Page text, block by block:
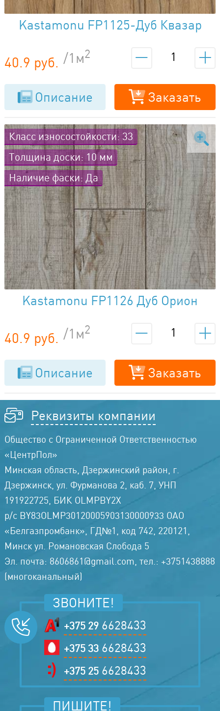
Kastamonu FP1125-Дуб Квазар
40.9 руб. /1м2
Описание Заказать
Класс износостойкости: 33
Толщина доски: 10 мм
Наличие фаски: Да
Kastamonu FP1126 Дуб Орион
40.9 руб. /1м2
Описание Заказать
Реквизиты компании
Общество с Ограниченной Ответственностью
«ЦентрПол»
Минская область, Дзержинский район, г.
Дзержинск, ул. Фурманова 2, каб. 7, УНП
191922725, БИК OLMPBY2X
р/с BY83OLMP30120005903130000933 ОАО
«Белгазпромбанк», ГД№1, код 742, 220121,
Минск ул. Романовская Слобода 5
Эл. почта: 8606861@gmail.com, тел.: +3751438888
(многоканальный)
ЗВОНИТЕ!
+375 296628433
+375 336628433
+375 256628433
ПИШИТЕ!